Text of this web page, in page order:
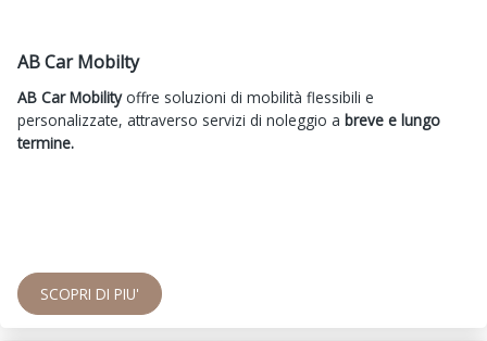
AB Car Mobilty
AB Car Mobilityoffre soluzioni di mobilità flessibili e
personalizzate, attraverso servizi di noleggio a breve e lungo
termine.
SCOPRI DI PIU'